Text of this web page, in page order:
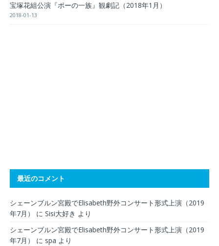
宝塚花組公演『ポーの一族』観劇記（2018年1月）
2018-01-13
最近のコメント
シェーンブルン宮殿でElisabeth野外コンサート形式上演（2019
年7月）
に Sisi大好き より
シェーンブルン宮殿でElisabeth野外コンサート形式上演（2019
年7月）
に spa より